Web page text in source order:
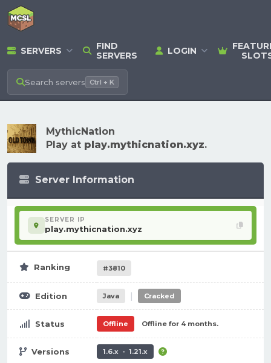
SERVERS
FIND
SERVERS
LOGIN
Search servers Ctrl + K
MythicNation
Play at play.mythicnation.xyz.
Server Information
SERVER IP
play.mythicnation.xyz
Ranking #3810
Edition Java | Cracked
Status Offline Offline for 4 months.
Versions 1.6.x - 1.21.x